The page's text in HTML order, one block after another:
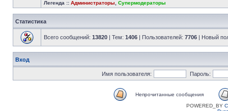
Легенда :: Администраторы Супермодераторы
Статистика
Всего сообщений: 13820 | Тем: 1406 | Пользователей: 7706 | Новый
Вход
Имя пользователя: Пароль:
Непрочитанные сообщения
POWERED_BY